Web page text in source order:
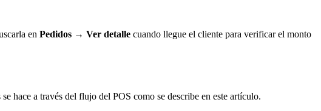
en Pedidos → Ver detalle cuando llegue el cliente para verificar el monto
hace a través del flujo del POS como se describe en este artículo.